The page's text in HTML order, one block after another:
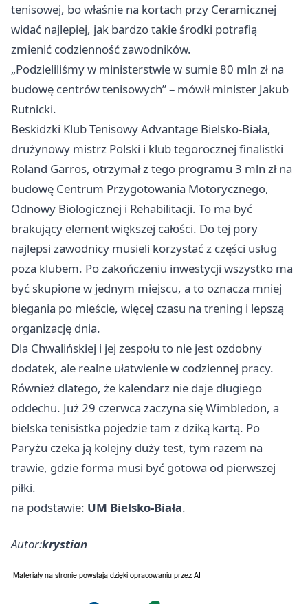
tenisowej, bo właśnie na kortach przy Ceramicznej
widać najlepiej, jak bardzo takie środki potrafią
zmienić codzienność zawodników.
„Podzieliliśmy w ministerstwie w sumie 80 mln zł na
budowę centrów tenisowych” – mówił minister Jakub
Rutnicki.
Beskidzki Klub Tenisowy Advantage Bielsko-Biała,
drużynowy mistrz Polski i klub tegorocznej finalistki
Roland Garros, otrzymał z tego programu 3 mln zł na
budowę Centrum Przygotowania Motorycznego,
Odnowy Biologicznej i Rehabilitacji. To ma być
brakujący element większej całości. Do tej pory
najlepsi zawodnicy musieli korzystać z części usług
poza klubem. Po zakończeniu inwestycji wszystko ma
być skupione w jednym miejscu, a to oznacza mniej
biegania po mieście, więcej czasu na trening i lepszą
organizację dnia.
Dla Chwalińskiej i jej zespołu to nie jest ozdobny
dodatek, ale realne ułatwienie w codziennej pracy.
Również dlatego, że kalendarz nie daje długiego
oddechu. Już 29 czerwca zaczyna się Wimbledon, a
bielska tenisistka pojedzie tam z dziką kartą. Po
Paryżu czeka ją kolejny duży test, tym razem na
trawie, gdzie forma musi być gotowa od pierwszej
piłki.
na podstawie: UM Bielsko-Biała.
Autor:krystian